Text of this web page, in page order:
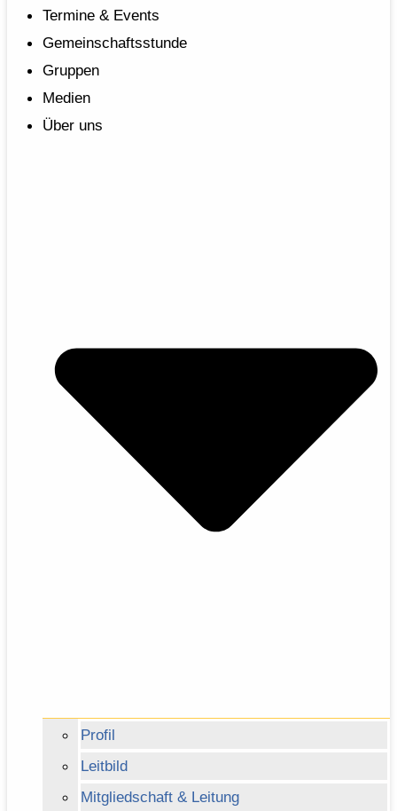
Termine & Events
Gemeinschaftsstunde
Gruppen
Medien
Über uns
Profil
Leitbild
Mitgliedschaft & Leitung